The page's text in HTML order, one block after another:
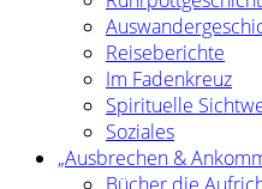
Reiseberichte
Im Fadenkreuz
Spirituelle
Soziales
„Ausbrechen &